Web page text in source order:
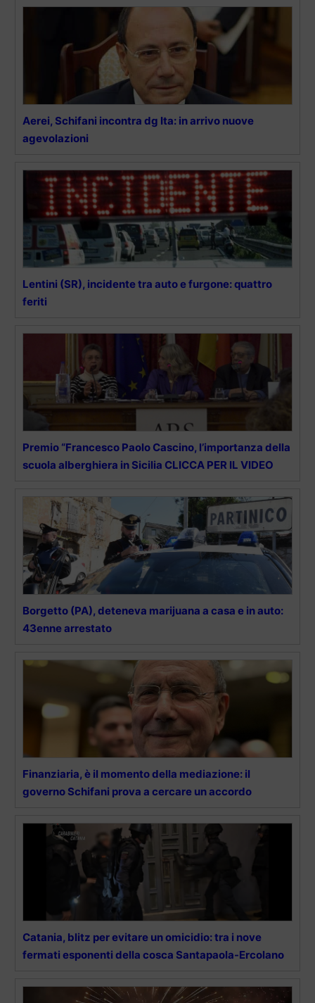
Aerei, Schifani incontra dg Ita: in arrivo nuove
agevolazioni
Lentini (SR), incidente tra auto e furgone: quattro
feriti
Premio “Francesco Paolo Cascino, l’importanza della
scuola alberghiera in Sicilia CLICCA PER IL VIDEO
Borgetto (PA), deteneva marijuana a casa e in auto:
43enne arrestato
Finanziaria, è il momento della mediazione: il
governo Schifani prova a cercare un accordo
Catania, blitz per evitare un omicidio: tra i nove
fermati esponenti della cosca Santapaola-Ercolano